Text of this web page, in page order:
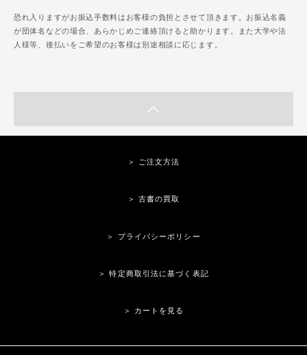
恐れ入りますがお振込手数料はお客様の負担とさせて頂きます。お振込名義
が団体名などの場合、あらかじめご連絡頂けると助かります。また大学や法
人様等、後払いをご希望のお客様は別途相談に応じます。
＞ ご注文方法
＞ 古書の買取
＞ プライバシーポリシー
＞ 特定商取引法に基づく表記
＞ カートを見る